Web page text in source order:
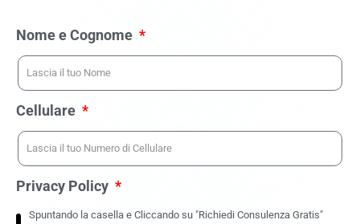
Nome e Cognome
Cellulare
Privacy Policy
Spuntando la casella e Cliccando su "Richiedi Consulenza Gratis"